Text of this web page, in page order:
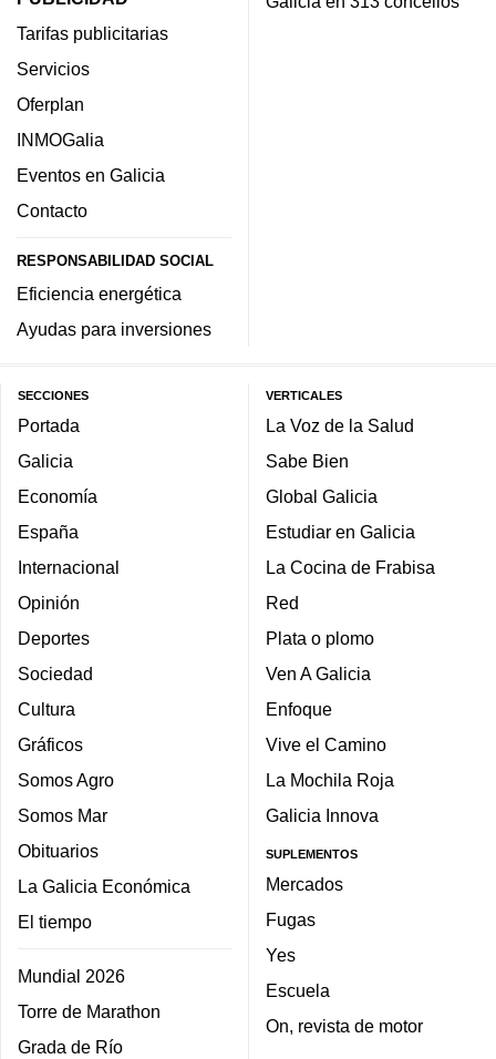
Tarifas publicitarias
Servicios
Oferplan
INMOGalia
Eventos en Galicia
Contacto
RESPONSABILIDAD SOCIAL
Eficiencia energética
Ayudas para inversiones
SECCIONES
Portada
Galicia
Economía
España
Internacional
Opinión
Deportes
Sociedad
Cultura
Gráficos
Somos Agro
Somos Mar
Obituarios
La Galicia Económica
El tiempo
Mundial 2026
Torre de Marathon
Grada de Río
VERTICALES
La Voz de la Salud
Sabe Bien
Global Galicia
Estudiar en Galicia
La Cocina de Frabisa
Red
Plata o plomo
Ven A Galicia
Enfoque
Vive el Camino
La Mochila Roja
Galicia Innova
SUPLEMENTOS
Mercados
Fugas
Yes
Escuela
On, revista de motor